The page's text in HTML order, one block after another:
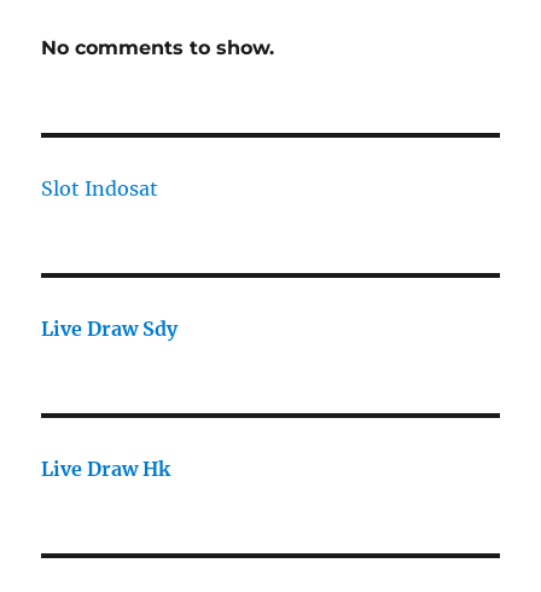
No comments to show.
Slot Indosat
Live Draw Sdy
Live Draw Hk